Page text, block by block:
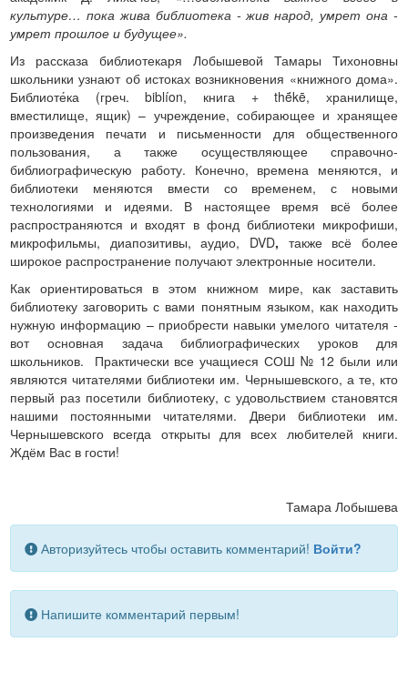
культуре… пока жива библиотека - жив народ, умрет она -
умрет прошлое и будущее».
Из рассказа библиотекаря Лобышевой Тамары Тихоновны
школьники узнают об истоках возникновения «книжного дома».
Библиоте́ка (греч. biblíon, книга + thḗkē, хранилище,
вместилище, ящик) – учреждение, собирающее и хранящее
произведения печати и письменности для общественного
пользования, а также осуществляющее справочно-
библиографическую работу. Конечно, времена меняются, и
библиотеки меняются вмести со временем, с новыми
технологиями и идеями. В настоящее время всё более
распространяются и входят в фонд библиотеки микрофиши,
микрофильмы, диапозитивы, аудио, DVD, также всё более
широкое распространение получают электронные носители.
Как ориентироваться в этом книжном мире, как заставить
библиотеку заговорить с вами понятным языком, как находить
нужную информацию – приобрести навыки умелого читателя -
вот основная задача библиографических уроков для
школьников. Практически все учащиеся СОШ № 12 были или
являются читателями библиотеки им. Чернышевского, а те, кто
первый раз посетили библиотеку, с удовольствием становятся
нашими постоянными читателями. Двери библиотеки им.
Чернышевского всегда открыты для всех любителей книги.
Ждём Вас в гости!
Тамара Лобышева
Авторизуйтесь чтобы оставить комментарий! Войти?
Напишите комментарий первым!